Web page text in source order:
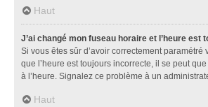
Haut
J’ai changé mon fuseau horaire et l’heure est
Si vous êtes sûr d’avoir correctement paramétré
que l’heure est toujours incorrecte, il se peut
à l’heure. Signalez ce problème à un
Haut